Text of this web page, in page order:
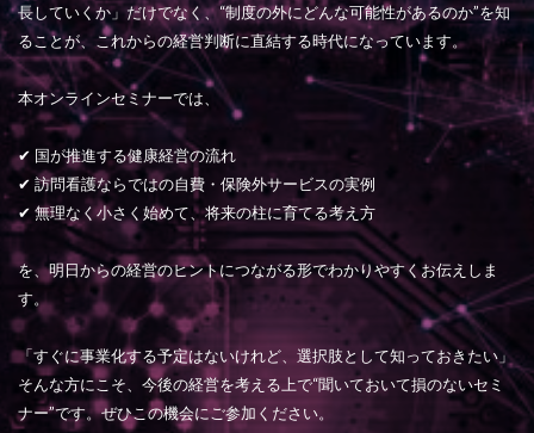
長していくか」だけでなく、“制度の外にどんな可能性があるのか”を知
ることが、これからの経営判断に直結する時代になっています。
本オンラインセミナーでは、
✔ 国が推進する健康経営の流れ
✔ 訪問看護ならではの自費・保険外サービスの実例
✔ 無理なく小さく始めて、将来の柱に育てる考え方
を、明日からの経営のヒントにつながる形でわかりやすくお伝えしま
す。
「すぐに事業化する予定はないけれど、選択肢として知っておきたい」
そんな方にこそ、今後の経営を考える上で“聞いておいて損のないセミ
ナー”です。ぜひこの機会にご参加ください。